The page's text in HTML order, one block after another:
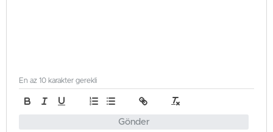
Gönder
En az 10 karakter gerekli